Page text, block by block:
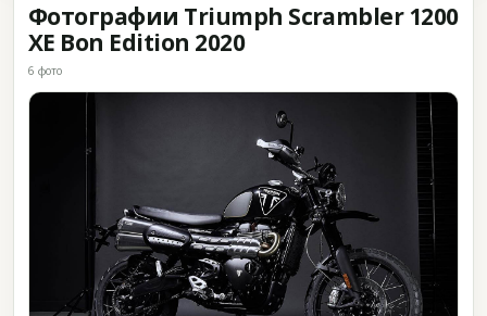
Фотографии Triumph Scrambler 1200
XE Bon Edition 2020
6 фото